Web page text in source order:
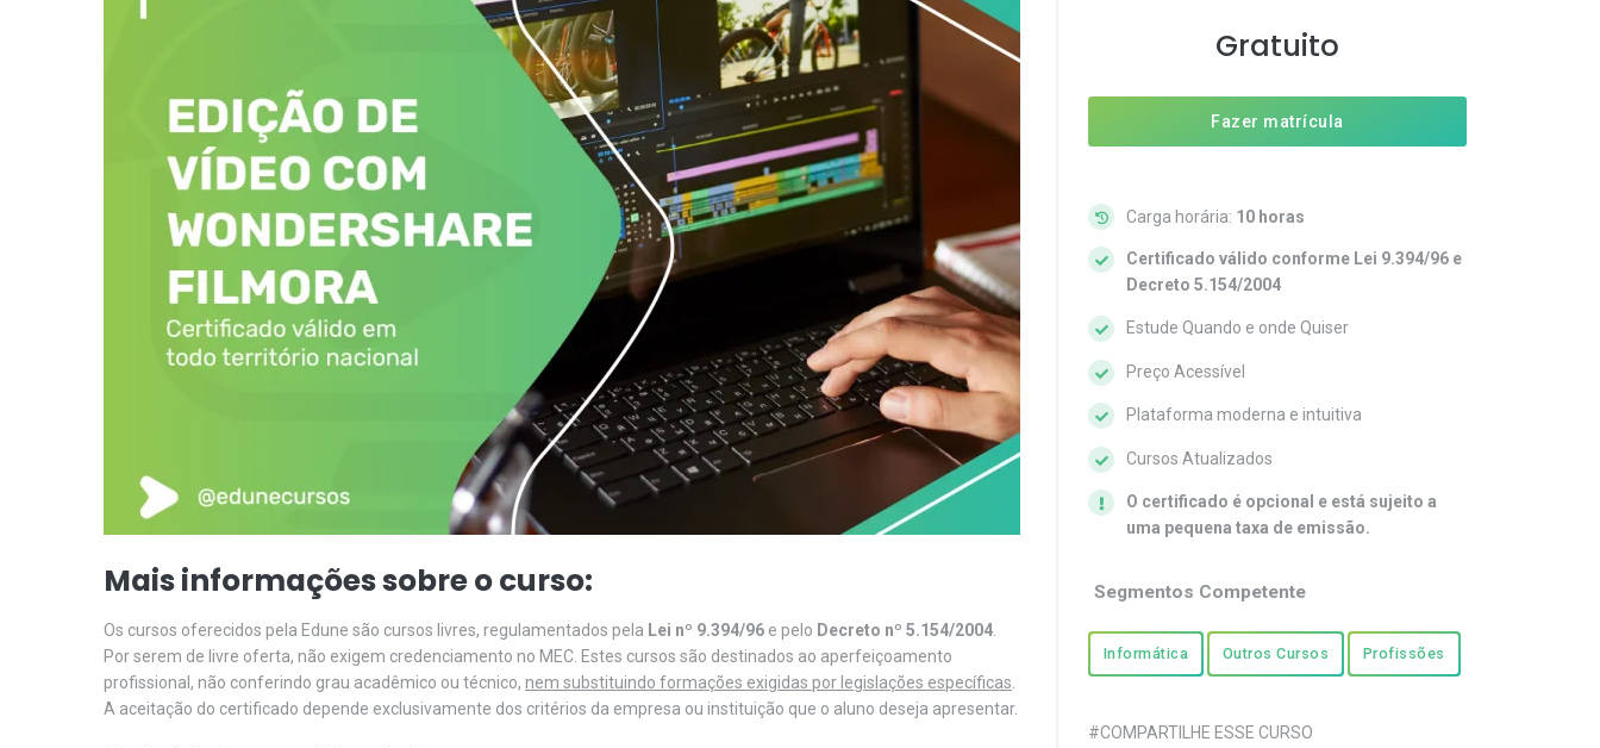
Mais informações sobre o curso:
Os cursos oferecidos pela Edune são cursos livres, regulamentados pela Lei nº 9.394/96 e pelo Decreto nº 5.154/2004
Por serem de livre oferta, não exigem credenciamento no MEC. Estes cursos são destinados ao aperfeiçoamento
profissional, não conferindo grau acadêmico ou técnico, nem substituindo formações exigidas por legislações específicas
A aceitação do certificado depende exclusivamente dos critérios da empresa ou instituição que o aluno deseja apresentar.
Gratuito
Fazer matrícula
Carga horária: 10 horas
Certificado válido conforme Lei 9.394/96 e
Decreto 5.154/2004
Estude Quando e onde Quiser
Preço Acessível
Plataforma moderna e intuitiva
Cursos Atualizados
O certificado é opcional e está sujeito a
uma pequena taxa de emissão.
Segmentos Competente
Informática Outros Cursos Profissões
#COMPARTILHE ESSE CURSO